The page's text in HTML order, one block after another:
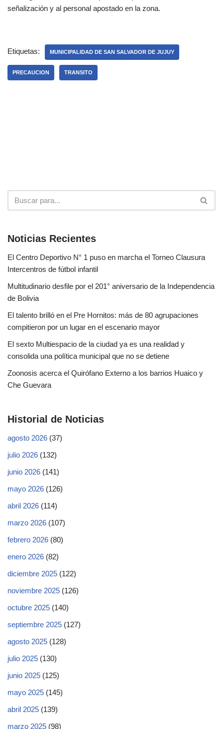
señalización y al personal apostado en la zona.
Etiquetas: MUNICIPALIDAD DE SAN SALVADOR DE JUJUY
PRECAUCION TRANSITO
Noticias Recientes
El Centro Deportivo N° 1 puso en marcha el Torneo Clausura
Intercentros de fútbol infantil
Multitudinario desfile por el 201° aniversario de la Independencia
de Bolivia
El talento brilló en el Pre Hornitos: más de 80 agrupaciones
compitieron por un lugar en el escenario mayor
El sexto Multiespacio de la ciudad ya es una realidad y
consolida una política municipal que no se detiene
Zoonosis acerca el Quirófano Externo a los barrios Huaico y
Che Guevara
Historial de Noticias
agosto 2026 (37)
julio 2026 (132)
junio 2026 (141)
mayo 2026 (126)
abril 2026 (114)
marzo 2026 (107)
febrero 2026 (80)
enero 2026 (82)
diciembre 2025 (122)
noviembre 2025 (126)
octubre 2025 (140)
septiembre 2025 (127)
agosto 2025 (128)
julio 2025 (130)
junio 2025 (125)
mayo 2025 (145)
abril 2025 (139)
marzo 2025 (98)